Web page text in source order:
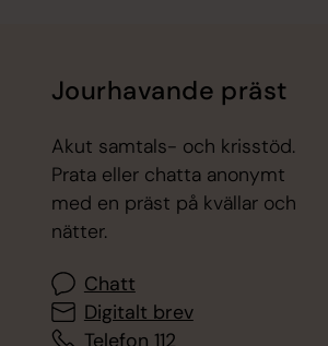
Jourhavande präst
Akut samtals- och krisstöd.
Prata eller chatta anonymt
med en präst på kvällar och
nätter.
Chatt
Digitalt brev
Telefon 112